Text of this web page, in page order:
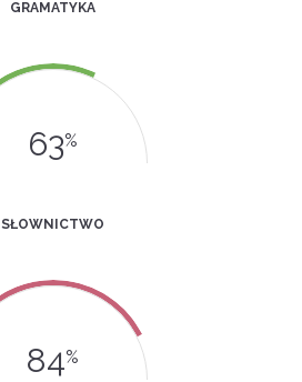
GRAMATYKA
63%
SŁOWNICTWO
84%